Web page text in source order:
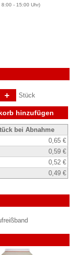
- 15:00 Uhr)
+ Stück
hinzufügen
bei Abnahme
0,65 €
0,59 €
0,52 €
0,49 €